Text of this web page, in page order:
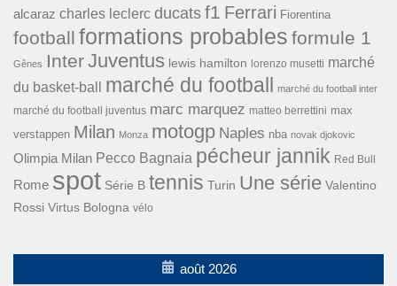
alcaraz charles leclerc ducats f1 Ferrari Fiorentina
football formations probables formule 1
Gênes InterJuventus lewis hamilton lorenzo musetti marché
du basket-ball
marché du football marché du football inter
marché du football juventus marc marquez matteo berrettini max
verstappen Milan Monza motogp Naples nba novak djokovic
Olimpia Milan Pecco Bagnaia pécheur jannik Red Bull
Rome spot Série B tennis Turin Une série Valentino
Rossi Virtus Bologna vélo
août 2026